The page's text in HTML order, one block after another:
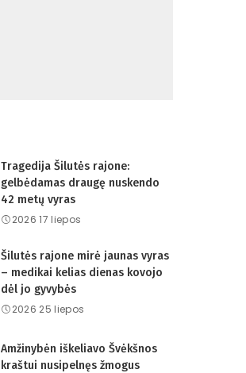
Tragedija Šilutės rajone:
gelbėdamas draugę nuskendo
42 metų vyras
2026 17 liepos
Šilutės rajone mirė jaunas vyras
– medikai kelias dienas kovojo
dėl jo gyvybės
2026 25 liepos
Amžinybėn iškeliavo Švėkšnos
kraštui nusipelnęs žmogus